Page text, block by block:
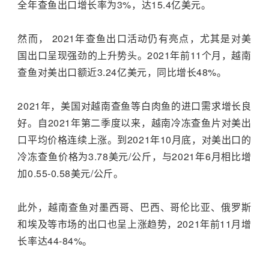
全年查鱼出口增长率为3%，达15.4亿美元。
然而， 2021年查鱼出口活动仍有亮点，尤其是对美
国出口呈现强劲的上升势头。2021年前11个月，越南
查鱼对美出口额近3.24亿美元，同比增长48%。
2021年，美国对越南查鱼等白肉鱼的进口需求增长良
好。自2021年第二季度以来，越南冷冻查鱼片对美出
口平均价格连续上涨。到2021年10月底，对美出口的
冷冻查鱼价格为3.78美元/公斤，与2021年6月相比增
加0.55-0.58美元/公斤。
此外，越南查鱼对墨西哥、巴西、哥伦比亚、俄罗斯
和埃及等市场的出口也呈上涨趋势，2021年前11月增
长率达44-84%。